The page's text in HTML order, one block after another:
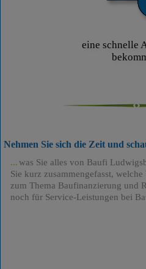
eine schnelle
Nehmen Sie sich die Zeit und
was Sie alles von Baufi
Sie kurz zusammengefasst,
zum Thema Baufinanzierung und
noch für Service-Leistungen bei